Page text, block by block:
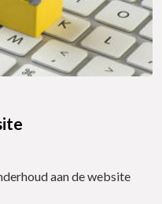
aan de website